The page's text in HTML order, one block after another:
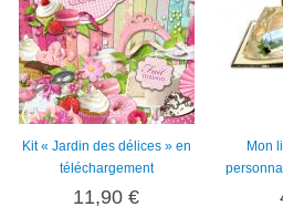
Kit « Jardin des délices » en
téléchargement
11,90 €
Mon